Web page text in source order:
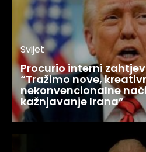
Svijet
Procurio interni
“Tražimo nove,
nekonvencionalne
kažnjavanje Irana”